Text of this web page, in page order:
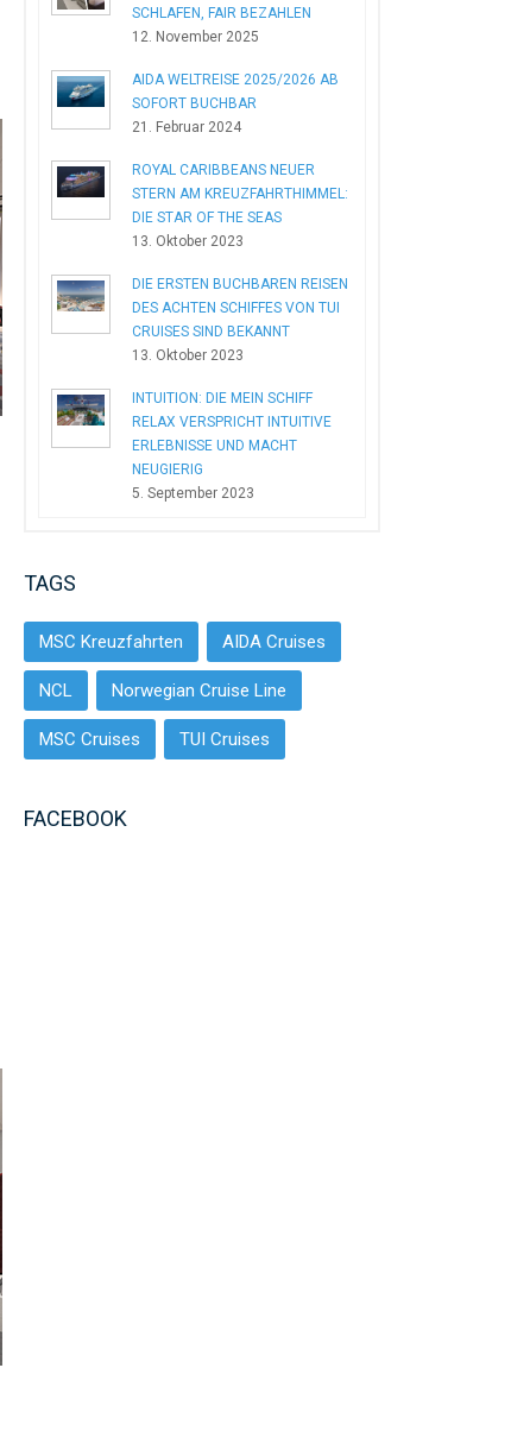
SCHLAFEN, FAIR BEZAHLEN
12. November 2025
AIDA WELTREISE 2025/2026 AB
SOFORT BUCHBAR
21. Februar 2024
ROYAL CARIBBEANS NEUER
STERN AM KREUZFAHRTHIMMEL:
DIE STAR OF THE SEAS
13. Oktober 2023
DIE ERSTEN BUCHBAREN REISEN
DES ACHTEN SCHIFFES VON TUI
CRUISES SIND BEKANNT
13. Oktober 2023
INTUITION: DIE MEIN SCHIFF
RELAX VERSPRICHT INTUITIVE
ERLEBNISSE UND MACHT
NEUGIERIG
5. September 2023
TAGS
MSC Kreuzfahrten AIDA Cruises
NCL Norwegian Cruise Line
MSC Cruises TUI Cruises
FACEBOOK